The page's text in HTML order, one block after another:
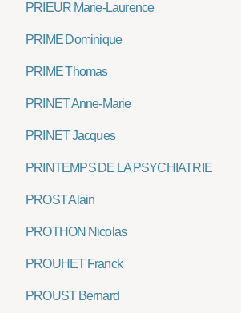
PRIEUR Marie-Laurence
PRIME Dominique
PRIME Thomas
PRINET Anne-Marie
PRINET Jacques
PRINTEMPS DE LA PSYCHIATRIE
PROST Alain
PROTHON Nicolas
PROUHET Franck
PROUST Bernard